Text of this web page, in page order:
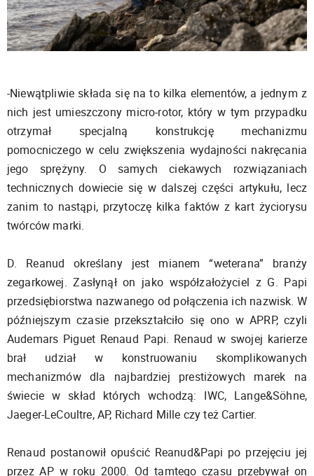
-Niewątpliwie składa się na to kilka elementów, a jednym z
nich jest umieszczony micro-rotor, który w tym przypadku
otrzymał specjalną konstrukcję mechanizmu
pomocniczego w celu zwiększenia wydajności nakręcania
jego sprężyny. O samych ciekawych rozwiązaniach
technicznych dowiecie się w dalszej części artykułu, lecz
zanim to nastąpi, przytoczę kilka faktów z kart życiorysu
twórców marki.
D. Reanud określany jest mianem “weterana” branży
zegarkowej. Zasłynął on jako współzałożyciel z G. Papi
przedsiębiorstwa nazwanego od połączenia ich nazwisk. W
późniejszym czasie przekształciło się ono w APRP, czyli
Audemars Piguet Renaud Papi. Renaud w swojej karierze
brał udział w konstruowaniu skomplikowanych
mechanizmów dla najbardziej prestiżowych marek na
świecie w skład których wchodzą: IWC, Lange&Söhne,
Jaeger-LeCoultre, AP, Richard Mille czy też Cartier.
Renaud postanowił opuścić Reanud&Papi po przejęciu jej
przez AP w roku 2000. Od tamtego czasu przebywał on